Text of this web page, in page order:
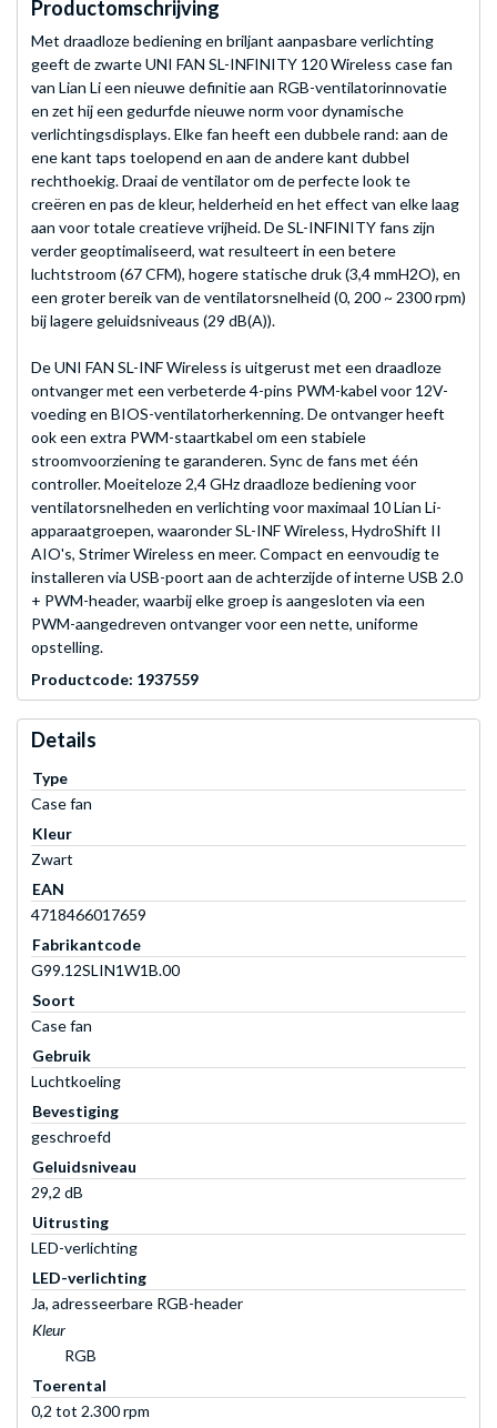
Productomschrijving
Met draadloze bediening en briljant aanpasbare verlichting
geeft de zwarte UNI FAN SL-INFINITY 120 Wireless case fan
van Lian Li een nieuwe definitie aan RGB-ventilatorinnovatie
en zet hij een gedurfde nieuwe norm voor dynamische
verlichtingsdisplays. Elke fan heeft een dubbele rand: aan de
ene kant taps toelopend en aan de andere kant dubbel
rechthoekig. Draai de ventilator om de perfecte look te
creëren en pas de kleur, helderheid en het effect van elke laag
aan voor totale creatieve vrijheid. De SL-INFINITY fans zijn
verder geoptimaliseerd, wat resulteert in een betere
luchtstroom (67 CFM), hogere statische druk (3,4 mmH2O), en
een groter bereik van de ventilatorsnelheid (0, 200 ~ 2300 rpm)
bij lagere geluidsniveaus (29 dB(A)).
De UNI FAN SL-INF Wireless is uitgerust met een draadloze
ontvanger met een verbeterde 4-pins PWM-kabel voor 12V-
voeding en BIOS-ventilatorherkenning. De ontvanger heeft
ook een extra PWM-staartkabel om een stabiele
stroomvoorziening te garanderen. Sync de fans met één
controller. Moeiteloze 2,4 GHz draadloze bediening voor
ventilatorsnelheden en verlichting voor maximaal 10 Lian Li-
apparaatgroepen, waaronder SL-INF Wireless, HydroShift II
AIO's, Strimer Wireless en meer. Compact en eenvoudig te
installeren via USB-poort aan de achterzijde of interne USB 2.0
+ PWM-header, waarbij elke groep is aangesloten via een
PWM-aangedreven ontvanger voor een nette, uniforme
opstelling.
Productcode: 1937559
Details
Type
Case fan
Kleur
Zwart
EAN
4718466017659
Fabrikantcode
G99.12SLIN1W1B.00
Soort
Case fan
Gebruik
Luchtkoeling
Bevestiging
geschroefd
Geluidsniveau
29,2 dB
Uitrusting
LED-verlichting
LED-verlichting
Ja, adresseerbare RGB-header
Kleur
RGB
Toerental
0,2 tot 2.300 rpm